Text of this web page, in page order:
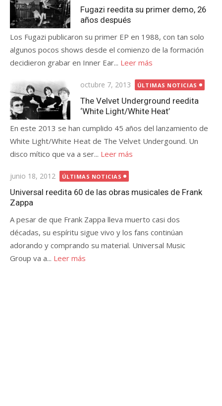
el
Fugazi reedita su primer demo, 26
años después
Los Fugazi publicaron su primer EP en 1988, con tan solo
algunos pocos shows desde el comienzo de la formación
decidieron grabar en Inner Ear... Leer más
Publicada
el
octubre 7, 2013 ÚLTIMAS NOTICIAS
The Velvet Underground reedita
‘White Light/White Heat’
En este 2013 se han cumplido 45 años del lanzamiento de
White Light/White Heat de The Velvet Undergound. Un
disco mítico que va a ser... Leer más
Publicada
el
junio 18, 2012 ÚLTIMAS NOTICIAS
Universal reedita 60 de las obras musicales de Frank
Zappa
A pesar de que Frank Zappa lleva muerto casi dos
décadas, su espíritu sigue vivo y los fans continúan
adorando y comprando su material. Universal Music
Group va a... Leer más